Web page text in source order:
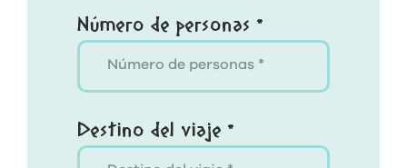
Número de personas *
Destino del viaje *